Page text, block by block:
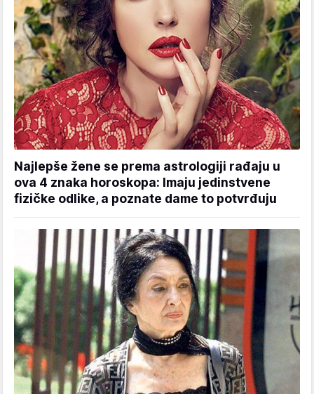
Najlepše žene se prema astrologiji rađaju u
ova 4 znaka horoskopa: Imaju jedinstvene
fizičke odlike, a poznate dame to potvrđuju